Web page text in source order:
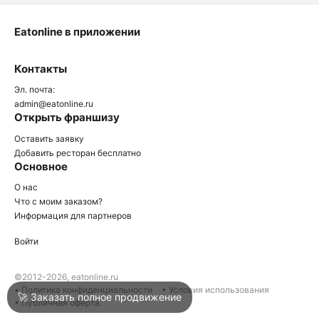
Войти
Написать в техподдержку
Контакты
Эл. почта:
admin@eatonline.ru
Открыть франшизу
Оставить заявку
Добавить ресторан бесплатно
Основное
О нас
Что с моим заказом?
Информация для партнеров
Eatonline в приложении
Войти
©2012-2026, eatonline.ru
• Политика конфиденциальности
• Условия использования
• Публичная оферта
🚀 Заказать полное продвижение